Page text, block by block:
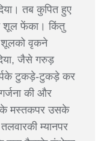
तब कुपित हुए
शूल फेंका। किंतु
शूलको वृकने
जैसे गरुड़
टुकड़े-टुकड़े कर
की और
मस्तकपर उसके
म्यानपर